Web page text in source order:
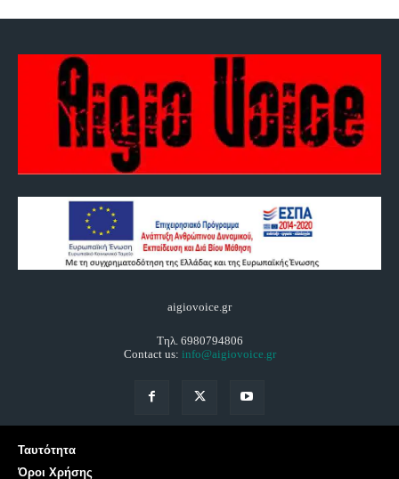
aigiovoice.gr
Τηλ. 6980794806
Contact us: info@aigiovoice.gr
Ταυτότητα
Όροι Χρήσης